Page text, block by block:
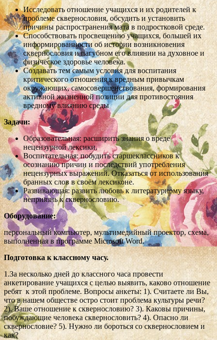
Исследовать отношение учащихся и их родителей к
проблеме сквернословия, обсудить и установить
причины распространения мата в подростковой среде.
Способствовать просвещению учащихся, большей их
информированности об истории возникновения
сквернословия и пагубном его влиянии на духовное и
физическое здоровье человека.
Создавать тем самым условия для воспитания
критического отношения к вредным привычкам
окружающих, самосовершенствования, формирования
активной жизненной позиции для противостояния
вредному влиянию среды
Задачи:
Образовательная: расширить знания о вреде
нецензурной лексики.
Воспитательная: побудить старшеклассников к
осознанию причин и последствий употребления
нецензурных выражений. Отказаться от использования
бранных слов в своём лексиконе.
Развивающая: развить любовь к литературному языку,
неприязнь к сквернословию.
Оборудование:
персональный компьютер, мультимедийный проектор, схема,
выполненная в программе Microsoft Word.
Подготовка к классному часу.
1.За несколько дней до классного часа провести
анкетирование учащихся с целью выявить, каково отношение
ребят к этой проблеме. Вопросы анкеты: 1). Считаете ли Вы,
что в нашем обществе остро стоит проблема культуры речи?
2). Ваше отношение к сквернословию? 3). Каковы причины,
побуждающие человека сквернословить? 4). Опасно ли
сквернословие? 5). Нужно ли бороться со сквернословием и
как?